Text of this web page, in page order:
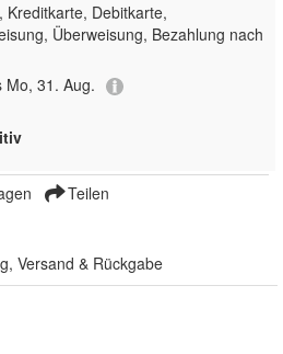
Kreditkarte, Debitkarte,
Überweisung, Bezahlung nach
Mo, 31. Aug.
Teilen
Versand & Rückgabe